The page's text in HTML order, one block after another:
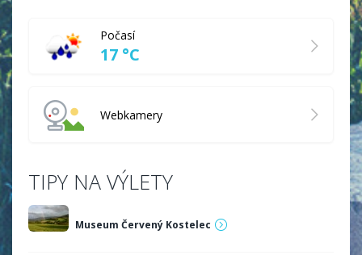
Počasí
17 °C
Webkamery
TIPY NA VÝLETY
Museum Červený Kostelec